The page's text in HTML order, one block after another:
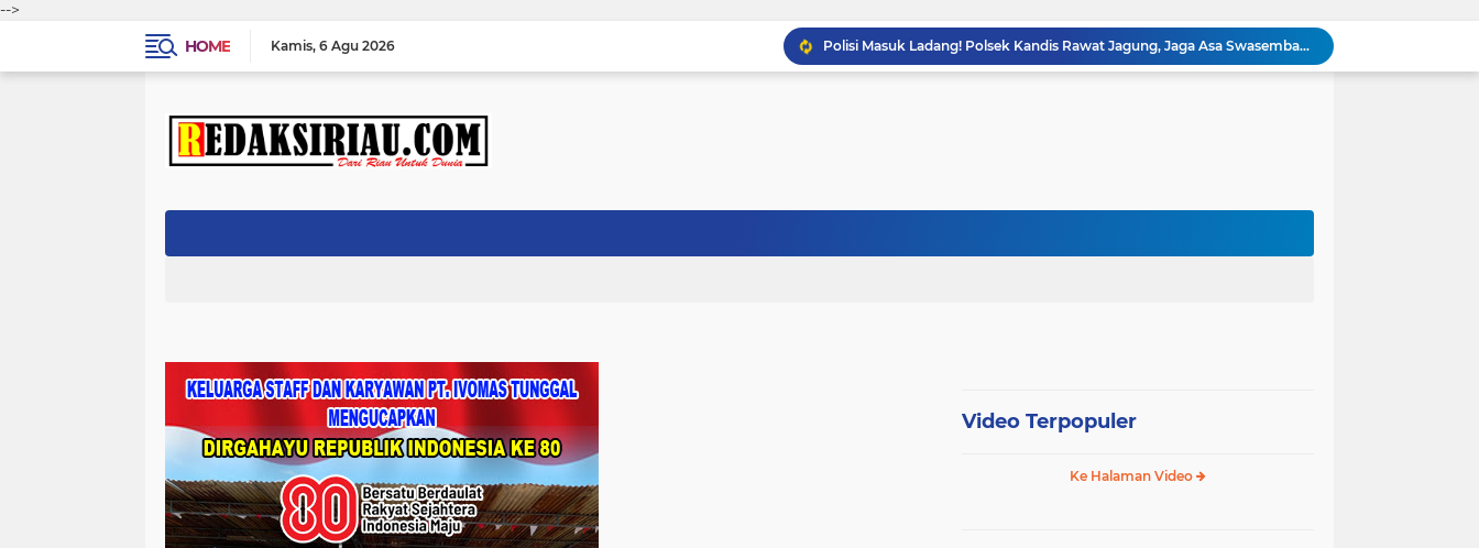
-->
HOME
Kamis 6 Agu 2026
Babinsa Sertu Ridho Utomo Gelar Giat Kampung Pancasila
Babinsa Kandis Berpatroli Karhutla di Wilayah Kampung Sam Sam
Dua Personel Babinsa Kandis Melakukan Patroli Pengamanan dan Komsos Tentang SKK Migas
Video Terpopuler
Ke Halaman Video